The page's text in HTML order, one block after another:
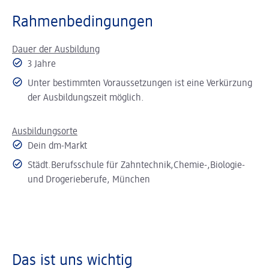
Rahmenbedingungen
Dauer der Ausbildung
3 Jahre
Unter bestimmten Voraussetzungen ist eine Verkürzung
der Ausbildungszeit möglich.
Ausbildungsorte
Dein dm-Markt
Städt.Berufsschule für Zahntechnik,Chemie-,Biologie-
und Drogerieberufe, München
Das ist uns wichtig